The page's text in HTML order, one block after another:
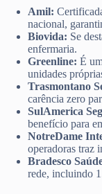
Amil:
nacional,
Biovida: Se
enfermaria.
Greenline: É
unidades
Trasmontano
carência zero
SulAmerica
benefício para
NotreDame
operadoras traz
Bradesco
rede, incluindo